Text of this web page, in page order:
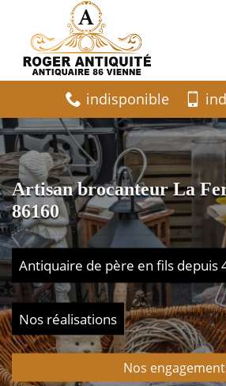
indisponible
Artisan brocanteur La
86160
Antiquaire de père en fils depuis
Nos réalisations
Nos